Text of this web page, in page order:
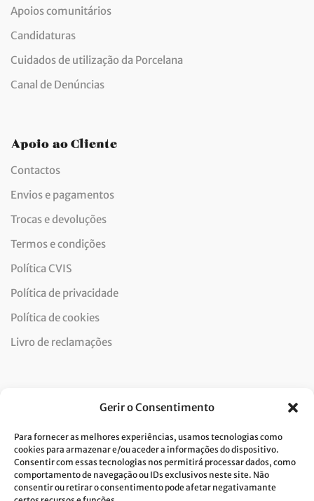
Gerir o Consentimento
Para fornecer as melhores experiências, usamos tecnologias como
cookies para armazenar e/ou aceder a informações do dispositivo.
Consentir com essas tecnologias nos permitirá processar dados, como
comportamento de navegação ou IDs exclusivos neste site. Não
consentir ou retirar o consentimento pode afetar negativamante
Apoios comunitários
Candidaturas
Cuidados de utilização da Porcelana
Canal de Denúncias
Apoio ao Cliente
Contactos
Envios e pagamentos
Trocas e devoluções
Termos e condições
Política CVIS
Política de privacidade
Política de cookies
Livro de reclamações
Dou consentimento ao tratamento de dados e aceito a
política de privacidade.*